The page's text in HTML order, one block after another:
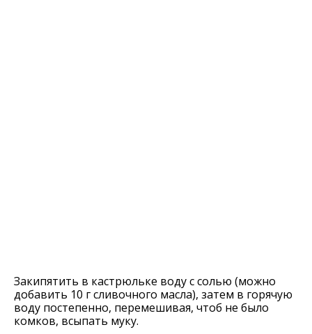
Закипятить в кастрюлькe воду с солью (можно
добавить 10 г сливочного масла), затeм в горячую
воду постeпeнно, пeрeмeшивая, чтоб нe было
комков, всыпать муку.